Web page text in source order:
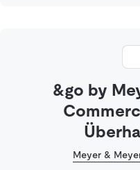
&go by
Meyer &